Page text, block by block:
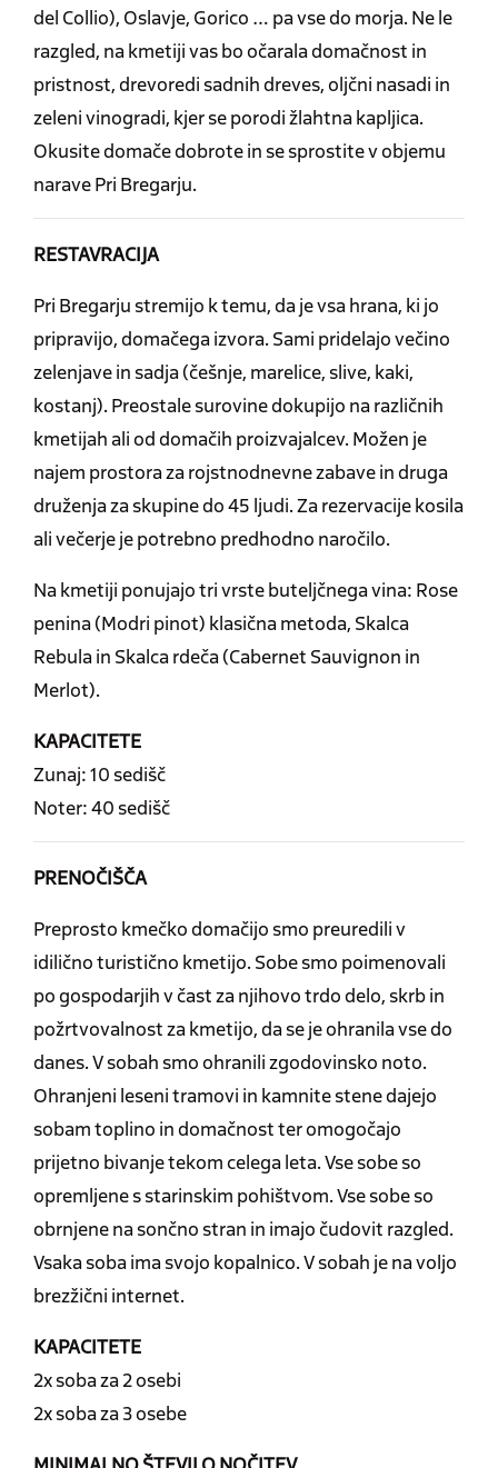
del Collio), Oslavje, Gorico … pa vse do morja. Ne le
razgled, na kmetiji vas bo očarala domačnost in
pristnost, drevoredi sadnih dreves, oljčni nasadi in
zeleni vinogradi, kjer se porodi žlahtna kapljica.
Okusite domače dobrote in se sprostite v objemu
narave Pri Bregarju.
RESTAVRACIJA
Pri Bregarju stremijo k temu, da je vsa hrana, ki jo
pripravijo, domačega izvora. Sami pridelajo večino
zelenjave in sadja (češnje, marelice, slive, kaki,
kostanj). Preostale surovine dokupijo na različnih
kmetijah ali od domačih proizvajalcev. Možen je
najem prostora za rojstnodnevne zabave in druga
druženja za skupine do 45 ljudi. Za rezervacije kosila
ali večerje je potrebno predhodno naročilo.
Na kmetiji ponujajo tri vrste buteljčnega vina: Rose
penina (Modri pinot) klasična metoda, Skalca
Rebula in Skalca rdeča (Cabernet Sauvignon in
Merlot).
KAPACITETE
Zunaj: 10 sedišč
Noter: 40 sedišč
PRENOČIŠČA
Preprosto kmečko domačijo smo preuredili v
idilično turistično kmetijo. Sobe smo poimenovali
po gospodarjih v čast za njihovo trdo delo, skrb in
požrtvovalnost za kmetijo, da se je ohranila vse do
danes. V sobah smo ohranili zgodovinsko noto.
Ohranjeni leseni tramovi in kamnite stene dajejo
sobam toplino in domačnost ter omogočajo
prijetno bivanje tekom celega leta. Vse sobe so
opremljene s starinskim pohištvom. Vse sobe so
obrnjene na sončno stran in imajo čudovit razgled.
Vsaka soba ima svojo kopalnico. V sobah je na voljo
brezžični internet.
KAPACITETE
2x soba za 2 osebi
2x soba za 3 osebe